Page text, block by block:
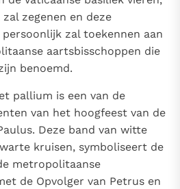
zegenen en deze
zal toekennen aan
aartsbisschoppen die
benoemd.
pallium is een van de
van het hoogfeest van de
Deze band van witte
kruisen, symboliseert de
metropolitaanse
de Opvolger van Petrus en